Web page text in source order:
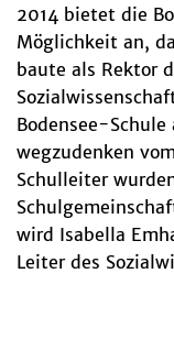
2014 bietet die
Möglichkeit an,
baute als Rektor
Bodensee-
wegzudenken
Schulleiter
wird Isabella
Leiter des